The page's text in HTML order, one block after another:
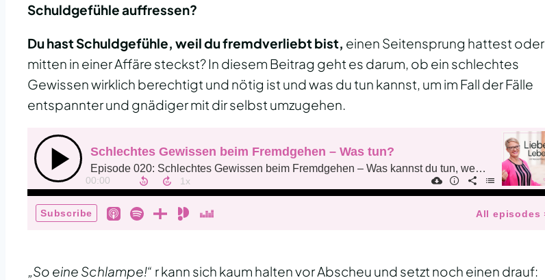
Schuldgefühle auffressen?
Du hast Schuldgefühle, weil du fremdverliebt bist, einen Seitensprung hattest oder
mitten in einer Affäre steckst? In diesem Beitrag geht es darum, ob ein schlechtes
Gewissen wirklich berechtigt und nötig ist und was du tun kannst, um im Fall der Fälle
entspannter und gnädiger mit dir selbst umzugehen.
„So eine Schlampe!“ r kann sich kaum halten vor Abscheu und setzt noch einen drauf: